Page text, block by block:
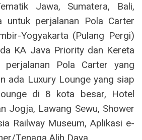
Jawa, Sumatera, Bali,
untuk perjalanan Pola Carter
Yogyakarta (Pulang Pergi)
KA Java Priority dan Kereta
perjalanan Pola Carter yang
ada Luxury Lounge yang siap
di 8 kota besar, Hotel
Jogja, Lawang Sewu, Shower
Railway Museum, Aplikasi e-